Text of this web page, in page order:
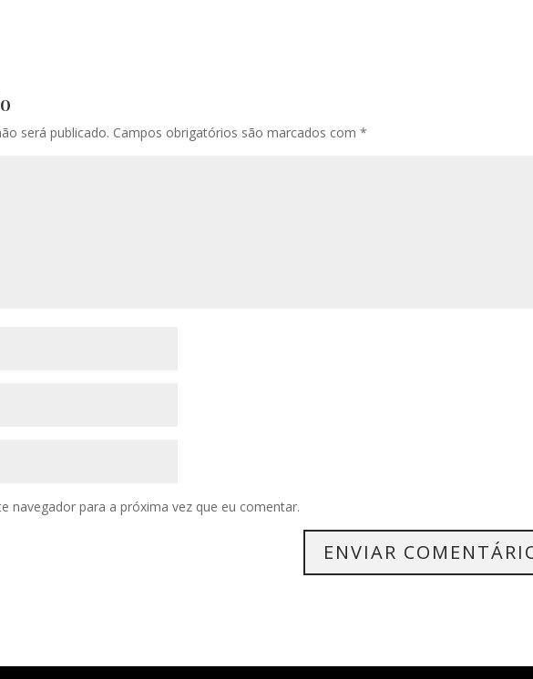
será publicado. Campos obrigatórios são marcados com*
navegador para a próxima vez que eu comentar.